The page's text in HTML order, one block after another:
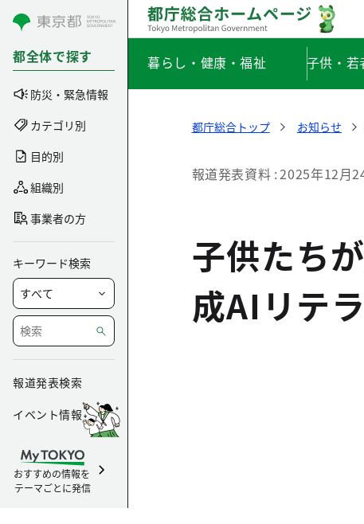
コンテンツにスキップ
都全体で探す
防災・緊急情報
カテゴリ別
目的別
組織別
事業者の方
キーワード検索
報道発表検索
イベント情報
おすすめの情報を
テーマごとに発信
暮らし・健康・福祉 子供・
都庁総合トップ お知らせ
報道発表資料 2025年12月
子供たち
成AIリテ